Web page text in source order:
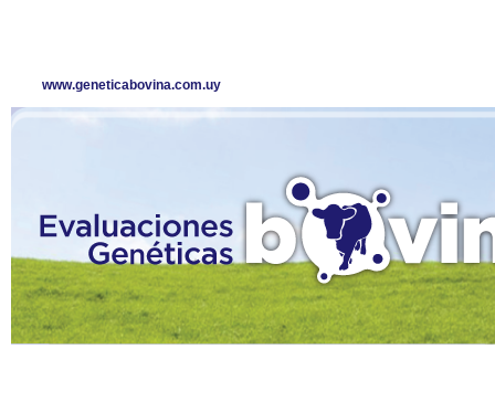
www.geneticabovina.com.uy